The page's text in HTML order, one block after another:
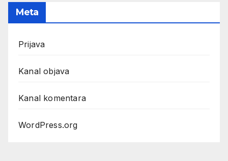
Meta
Prijava
Kanal objava
Kanal komentara
WordPress.org